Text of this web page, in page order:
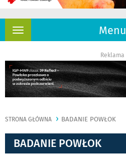
Menu
Rozwiń
Reklama
STRONA GŁÓWNA BADANIE POWŁOK
BADANIE POWŁOK